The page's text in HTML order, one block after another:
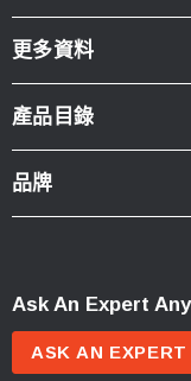
更多資料
產品目錄
品牌
Ask An Expert
ASK AN EXPERT